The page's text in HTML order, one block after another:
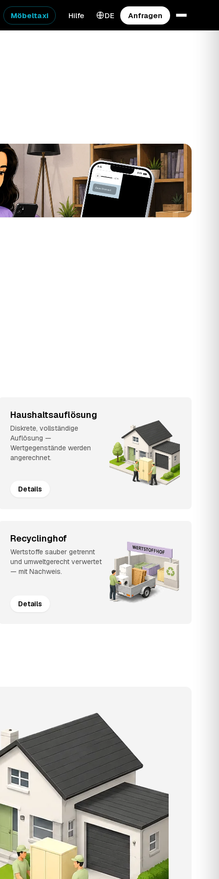
Möbeltaxi Hilfe DE Anfragen
Haushaltsauflösung
Diskrete, vollständige
Auflösung —
Wertgegenstände werden
angerechnet.
Details
Recyclinghof
Wertstoffe sauber getrennt
und umweltgerecht verwertet
— mit Nachweis.
Details